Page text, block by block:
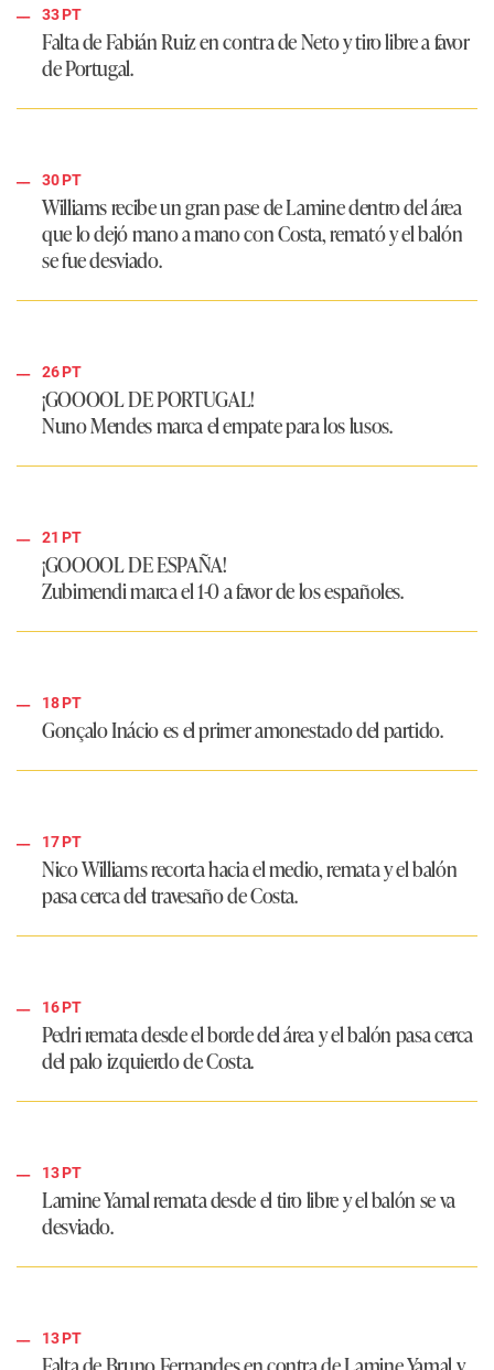
33 PT
Falta de Fabián Ruiz en contra de Neto y tiro libre a favor
de Portugal.
30 PT
Williams recibe un gran pase de Lamine dentro del área
que lo dejó mano a mano con Costa, remató y el balón
se fue desviado.
26 PT
¡GOOOOL DE PORTUGAL!
Nuno Mendes marca el empate para los lusos.
21 PT
¡GOOOOL DE ESPAÑA!
Zubimendi marca el 1-0 a favor de los españoles.
18 PT
Gonçalo Inácio es el primer amonestado del partido.
17 PT
Nico Williams recorta hacia el medio, remata y el balón
pasa cerca del travesaño de Costa.
16 PT
Pedri remata desde el borde del área y el balón pasa cerca
del palo izquierdo de Costa.
13 PT
Lamine Yamal remata desde el tiro libre y el balón se va
desviado.
13 PT